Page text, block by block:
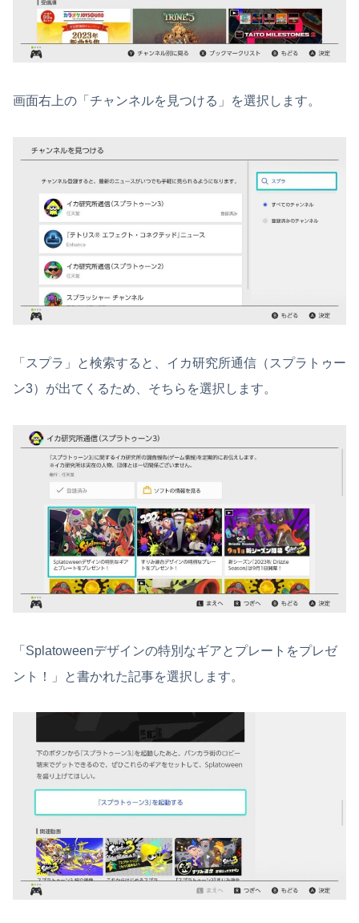
画面右上の「チャンネルを見つける」を選択します。
「スプラ」と検索すると、イカ研究所通信（スプラトゥー
ン3）が出てくるため、そちらを選択します。
「Splatoweenデザインの特別なギアとプレートをプレゼ
ント！」と書かれた記事を選択します。